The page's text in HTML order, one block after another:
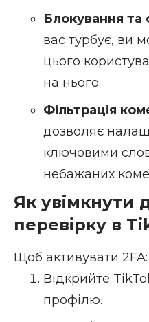
Блокування та
вас турбує, ви
цього
на нього.
Фільтрація
дозволяє
ключовими
небажаних
Як увімкнути
перевірку в
Щоб активувати 2FA:
Відкрийте
профілю.